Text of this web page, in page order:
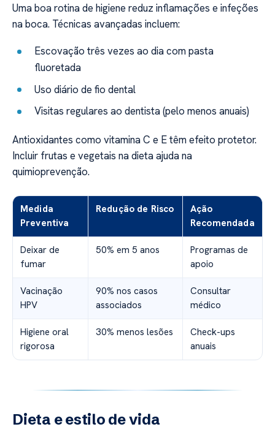
Uma boa rotina de higiene reduz inflamações e infeções
na boca. Técnicas avançadas incluem:
Escovação três vezes ao dia com pasta
fluoretada
Uso diário de fio dental
Visitas regulares ao dentista (pelo menos anuais)
Antioxidantes como vitamina C e E têm efeito protetor.
Incluir frutas e vegetais na dieta ajuda na
quimioprevenção.
Medida
Preventiva
Redução de Risco
Ação
Recomendada
Deixar de
fumar
50% em 5 anos
Programas de
apoio
Vacinação
HPV
90% nos casos
associados
Consultar
médico
Higiene oral
rigorosa
30% menos lesões
Check-ups
anuais
Dieta e estilo de vida